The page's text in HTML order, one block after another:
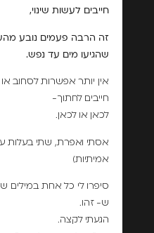
חייבים לעשות שינוי,
זה הרבה פעמים נובע
שהגיעו מים עד נפש.
אין יותר אפשרות לסחוב
חייבים לחתוך-
לכאן או לכאן.
אסתי ואפרת, שתי בעלות
אמיתיות)
סיפרו לי כל אחת במילים
ש- זהו.
הגעתי לקצה.